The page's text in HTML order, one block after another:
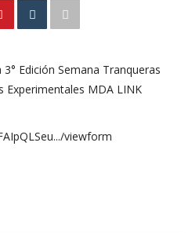
Edición Semana Tranqueras
Experimentales MDA LINK
viewform